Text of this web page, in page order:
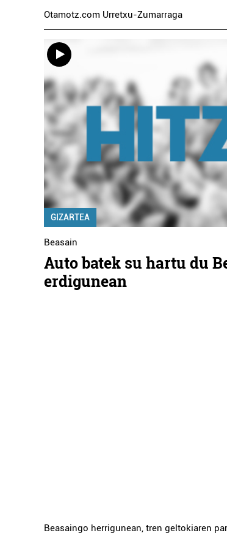
Otamotz.com Urretxu-Zumarraga
GIZARTEA
Beasain
Auto batek su hartu du
erdigunean
Beasaingo herrigunean, tren geltokiaren